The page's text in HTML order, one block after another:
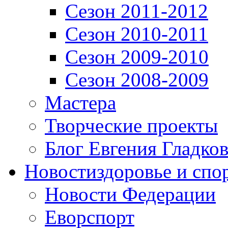
Сезон 2011-2012
Сезон 2010-2011
Сезон 2009-2010
Сезон 2008-2009
Мастера
Творческие проекты
Блог Евгения
Новостиздоровье и
Новости Федерации
Еворспорт